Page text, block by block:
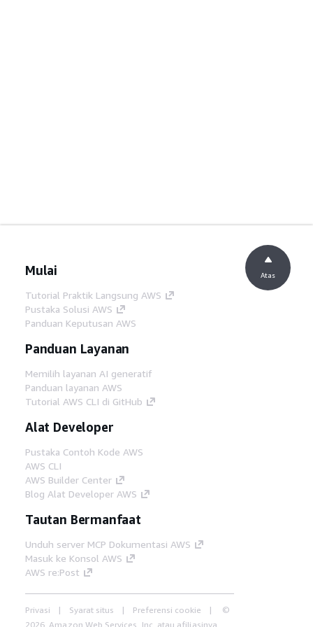
Mulai
Tutorial Praktik Langsung AWS
Pustaka Solusi AWS
Panduan Keputusan AWS
Panduan Layanan
Memilih layanan AI generatif
Panduan layanan AWS
Tutorial AWS CLI di GitHub
Alat Developer
Pustaka Contoh Kode AWS
AWS CLI
AWS Builder Center
Blog Alat Developer AWS
Tautan Bermanfaat
Unduh server MCP Dokumentasi AWS
Masuk ke Konsol AWS
AWS re:Post
Privasi Syarat situs Preferensi cookie
©
2026, Amazon Web Services, Inc. atau afiliasinya.
Atas